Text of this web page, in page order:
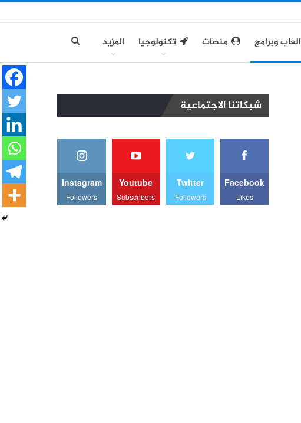
العاب وبرامج منصات تكنولوجيا المزيد
شبكاتنا الاجتماعية
Facebook
Likes
Twitter
Followers
Youtube
Subscribers
Instagram
Followers